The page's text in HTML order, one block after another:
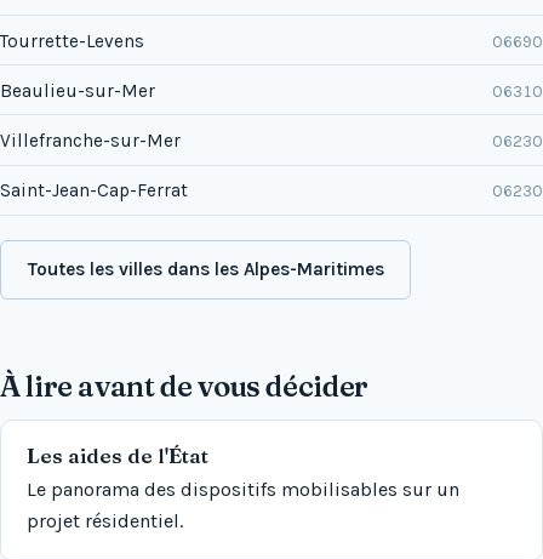
Tourrette-Levens 06690
Beaulieu-sur-Mer 06310
Villefranche-sur-Mer 06230
Saint-Jean-Cap-Ferrat 06230
Toutes les villes dans les Alpes-Maritimes
À lire avant de vous décider
Les aides de l'État
Le panorama des dispositifs mobilisables sur un
projet résidentiel.